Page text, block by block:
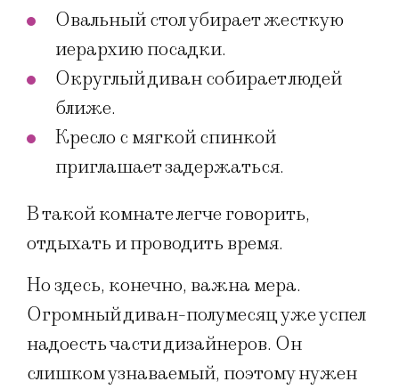
Овальный стол убирает жесткую
иерархию посадки.
Округлый диван собирает людей
ближе.
Кресло с мягкой спинкой
приглашает задержаться.
В такой комнате легче говорить,
отдыхать и проводить время.
Но здесь, конечно, важна мера.
Огромный диван-полумесяц уже успел
надоесть части дизайнеров. Он
слишком узнаваемый, поэтому нужен